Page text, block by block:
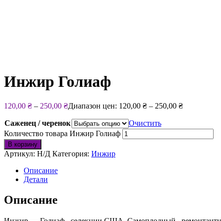
Инжир Голиаф
120,00 ₴ – 250,00 ₴Диапазон цен: 120,00 ₴ – 250,00 ₴
Саженец / черенок
Очистить
Количество товара Инжир Голиаф
В корзину
Артикул: Н/Д Категория: Инжир
Описание
Детали
Описание